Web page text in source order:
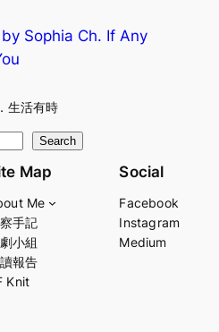
Sophia Ch. If Any
生活有時
Search
Map
Me
手記
小組
報告
Knit
Social
Facebook
Instagram
Medium